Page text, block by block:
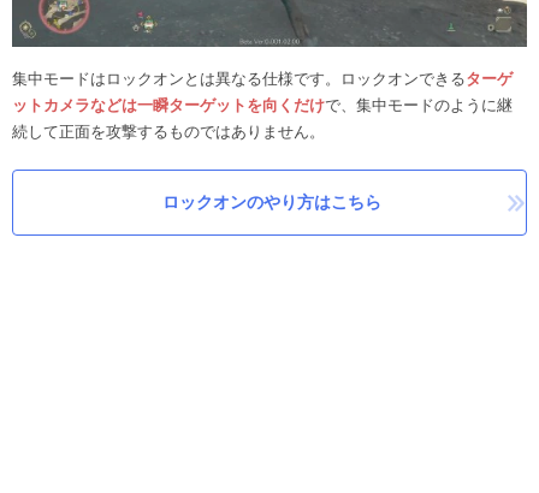
集中モードはロックオンとは異なる仕様です。ロックオンできるターゲ
ットカメラなどは一瞬ターゲットを向くだけで、集中モードのように継
続して正面を攻撃するものではありません。
ロックオンのやり方はこちら